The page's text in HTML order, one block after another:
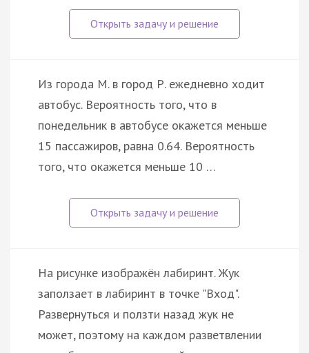
Из города М. в город Р. ежедневно ходит
автобус. Вероятность того, что в
понедельник в автобусе окажется меньше
15 пассажиров, равна 0.64. Вероятность
того, что окажется меньше 10 …
На рисунке изображён лабиринт. Жук
заползает в лабиринт в точке "Вход".
Развернуться и ползти назад жук не
может, поэтому на каждом разветвлении